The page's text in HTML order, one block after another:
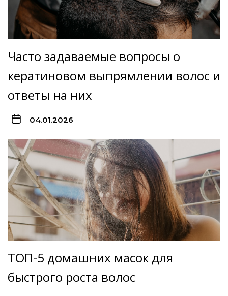
Часто задаваемые вопросы о
кератиновом выпрямлении волос и
ответы на них
04.01.2026
ТОП-5 домашних масок для
быстрого роста волос